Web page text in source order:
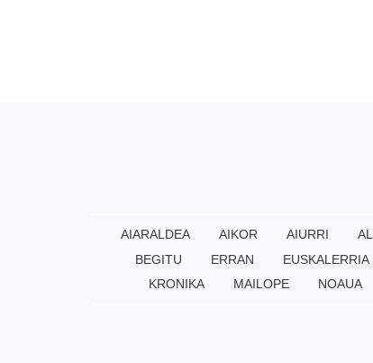
AIARALDEA AIKOR AIURRI
BEGITU
ERRAN EUSKALERRIA
KRONIKA
MAILOPE NOAUA